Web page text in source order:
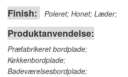
Finish: Poleret; Honet; Læder;
Produktanvendelse:
Præfabrikeret bordplade;
Køkkenbordplade;
Badeværelsesbordplade;